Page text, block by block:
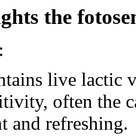
the
live lactic
often the
and refreshing.